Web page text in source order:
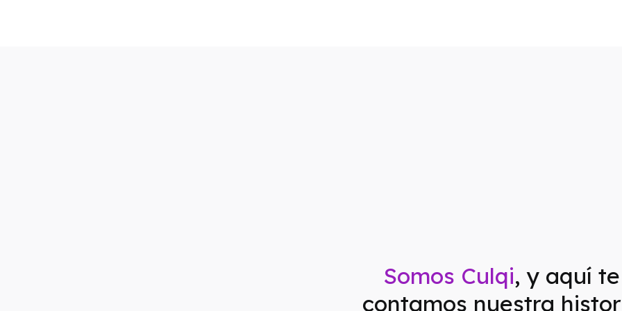
Somos Culqi, y aquí te
contamos nuestra